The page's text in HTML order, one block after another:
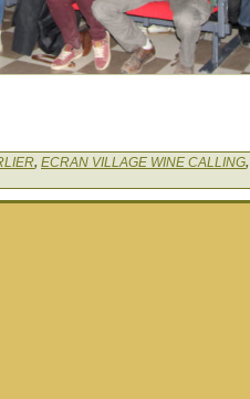
, ECRAN VILLAGE WINE CALLING,